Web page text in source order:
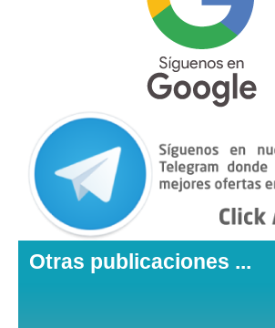
Otras publicaciones ...